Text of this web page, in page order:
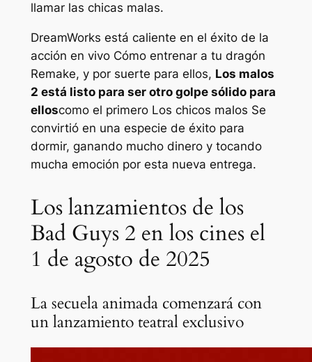
llamar las chicas malas.
DreamWorks está caliente en el éxito de la
acción en vivo Cómo entrenar a tu dragón
Remake, y por suerte para ellos, Los malos
2 está listo para ser otro golpe sólido para
elloscomo el primero Los chicos malos Se
convirtió en una especie de éxito para
dormir, ganando mucho dinero y tocando
mucha emoción por esta nueva entrega.
Los lanzamientos de los
Bad Guys 2 en los cines el
1 de agosto de 2025
La secuela animada comenzará con
un lanzamiento teatral exclusivo